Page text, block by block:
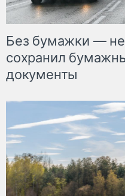
Без бумажки —
сохранил
документы